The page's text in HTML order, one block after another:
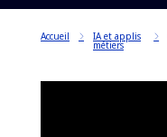
Accueil IA et applis
métiers